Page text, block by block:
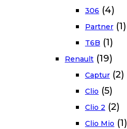
306 (4)
Partner (1)
T6B (1)
Renault (19)
Captur (2)
Clio (5)
Clio 2 (2)
Clio Mio (1)